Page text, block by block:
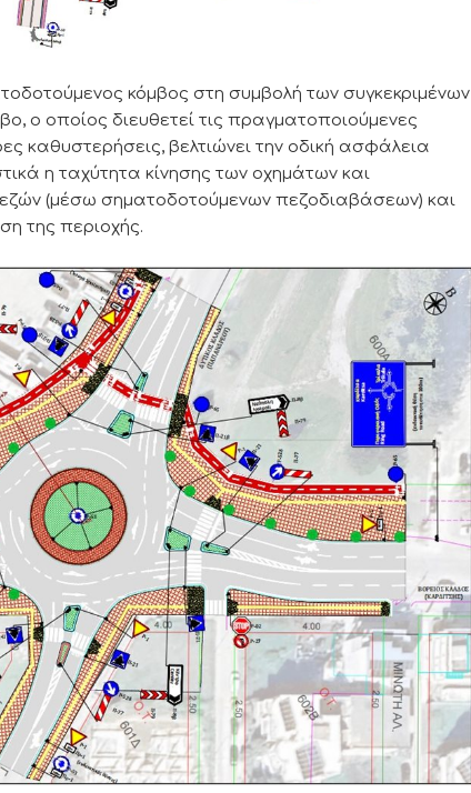
κόμβος στη συμβολή των συγκεκριμένων
ο οποίος διευθετεί τις πραγματοποιούμενες
καθυστερήσεις, βελτιώνει την οδική ασφάλεια
η ταχύτητα κίνησης των οχημάτων και
(μέσω σηματοδοτούμενων πεζοδιαβάσεων) και
της περιοχής.